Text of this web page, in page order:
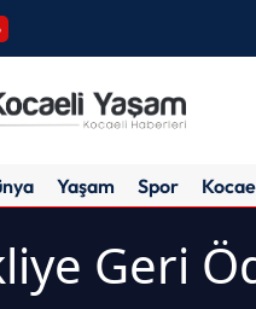
Yaşam Spor
Geri